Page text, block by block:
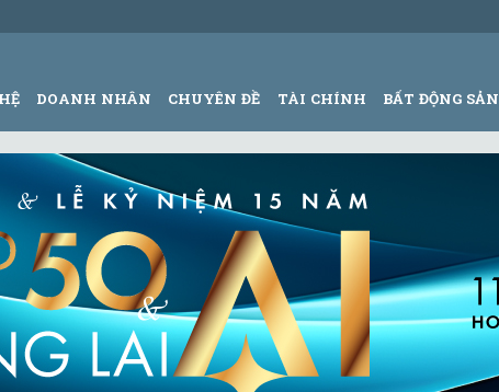
DOANH NHÂN CHUYÊN ĐỀ TÀI CHÍNH BẤT ĐỘNG SẢN